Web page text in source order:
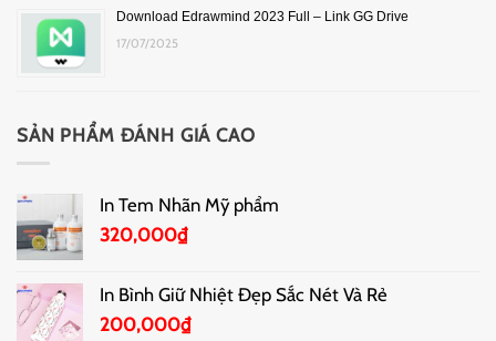
Download Edrawmind 2023 Full – Link GG Drive
17/07/2025
SẢN PHẨM ĐÁNH GIÁ CAO
In Tem Nhãn Mỹ phẩm
320,000₫
In Bình Giữ Nhiệt Đẹp Sắc Nét Và Rẻ
200,000₫